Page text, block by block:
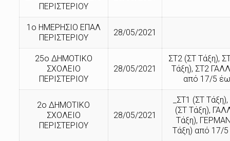
ΠΕΡΙΣΤΕΡΙΟΥ
1ο ΗΜΕΡΗΣΙΟ ΕΠΑΛ
ΠΕΡΙΣΤΕΡΙΟΥ
28/05/2021
25ο ΔΗΜΟΤΙΚΟ
ΣΧΟΛΕΙΟ
ΠΕΡΙΣΤΕΡΙΟΥ
28/05/2021
ΣΤ2 (ΣΤ Τάξη),
Τάξη), ΣΤ2
από 17/5
2ο ΔΗΜΟΤΙΚΟ
ΣΧΟΛΕΙΟ
ΠΕΡΙΣΤΕΡΙΟΥ
28/05/2021
_ΣΤ1 (ΣΤ
(ΣΤ Τάξη),
Τάξη),
Τάξη) από 17/